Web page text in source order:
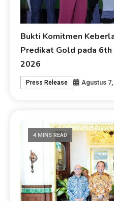
Bukti Komitmen
Predikat Gold pada 6th
2026
Press Release Agustus 7,
4 MINS READ